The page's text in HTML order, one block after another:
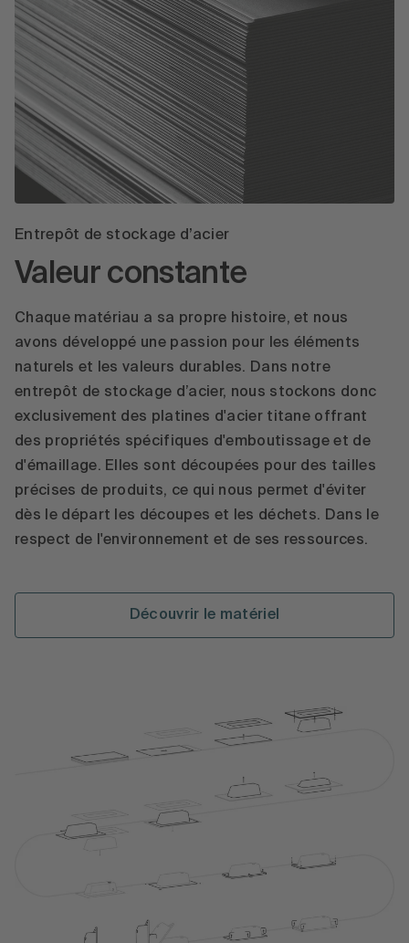
Entrepôt de stockage d’acier
Valeur constante
Chaque matériau a sa propre histoire, et nous
avons développé une passion pour les éléments
naturels et les valeurs durables. Dans notre
entrepôt de stockage d’acier, nous stockons donc
exclusivement des platines d'acier titane offrant
des propriétés spécifiques d'emboutissage et de
d'émaillage. Elles sont découpées pour des tailles
précises de produits, ce qui nous permet d'éviter
dès le départ les découpes et les déchets. Dans le
respect de l'environnement et de ses ressources.
Découvrir le matériel